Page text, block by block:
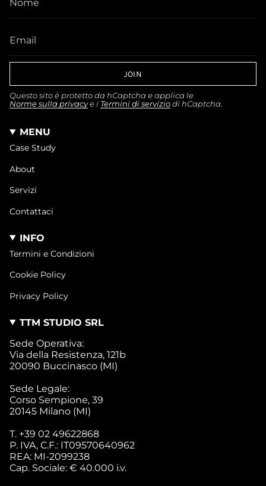
JOIN
Questo sito è protetto da hCaptcha e applica le
Norme sulla privacy e i Termini di servizio di hCaptcha.
MENU
Case Study
About
Servizi
Contattaci
INFO
Termini e Condizioni
Cookie Policy
Privacy Policy
TTM STUDIO SRL
Sede Operativa:
Via della Resistenza, 121b
20090 Buccinasco (MI)
Sede Legale:
Corso Sempione, 39
20145 Milano (MI)
T. +39 02 49622868
P. IVA, C.F.: IT09570640962
REA: MI-2099238
Cap. Sociale: € 40.000 i.v.